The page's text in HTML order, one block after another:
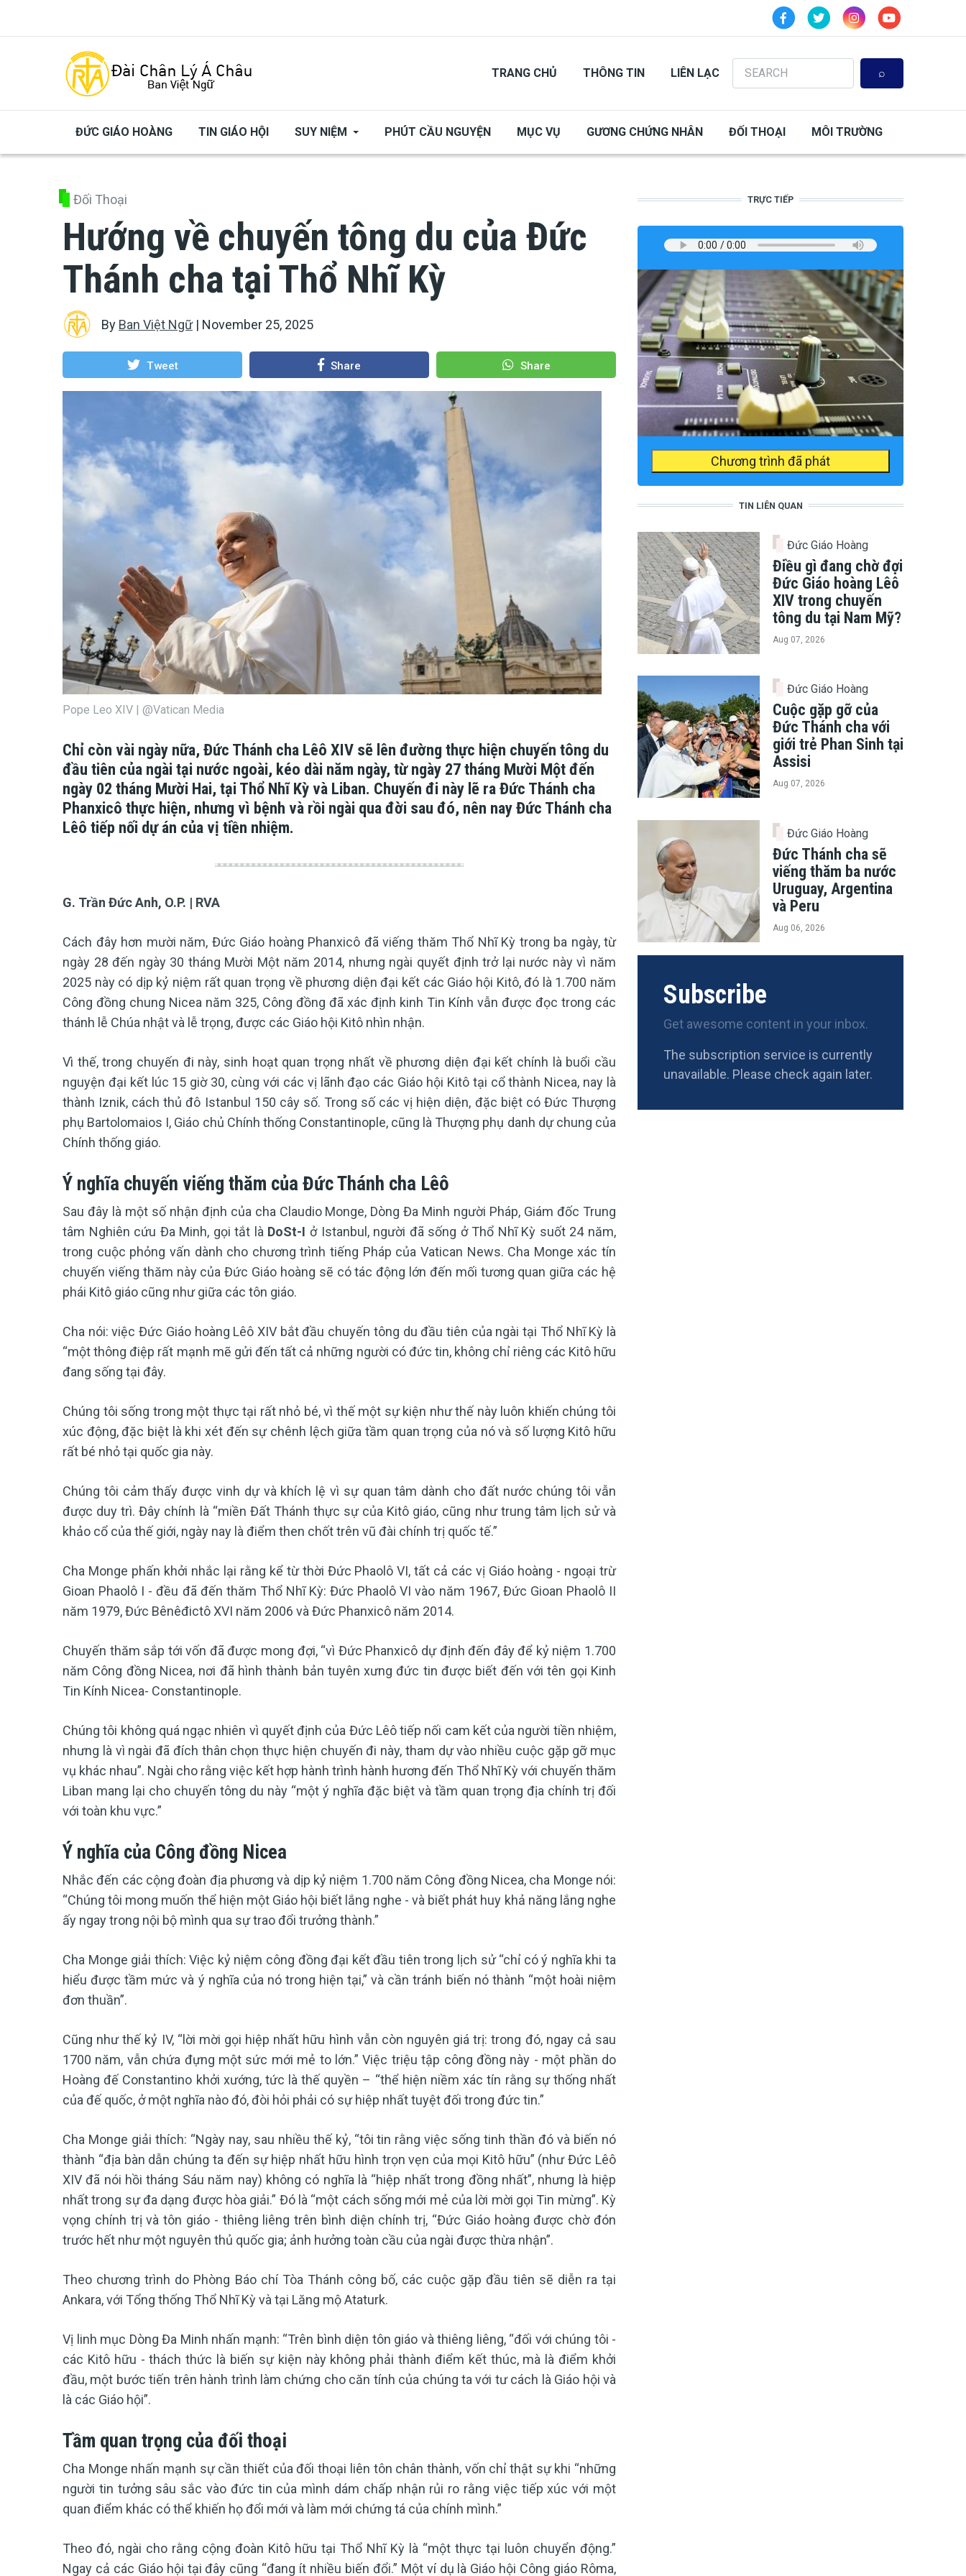
TRANG CHỦ THÔNG TIN LIÊN LẠC
Search
ĐỨC GIÁO HOÀNG TIN GIÁO HỘI SUY NIỆM PHÚT CẦU NGUYỆN MỤC VỤ GƯƠNG CHỨNG NHÂN ĐỐI THOẠI MÔI TRƯỜNG
Đối Thoại
Hướng về chuyến tông du của Đức
Thánh cha tại Thổ Nhĩ Kỳ
By Ban Việt Ngữ| November 25, 2025
Tweet Share Share
Pope Leo XIV | @Vatican Media
Chỉ còn vài ngày nữa, Đức Thánh cha Lêô XIV sẽ lên đường thực hiện chuyến tông du
đầu tiên của ngài tại nước ngoài, kéo dài năm ngày, từ ngày 27 tháng Mười Một đến
ngày 02 tháng Mười Hai, tại Thổ Nhĩ Kỳ và Liban. Chuyến đi này lẽ ra Đức Thánh cha
Phanxicô thực hiện, nhưng vì bệnh và rồi ngài qua đời sau đó, nên nay Đức Thánh cha
Lêô tiếp nối dự án của vị tiền nhiệm.
G. Trần Đức Anh, O.P. | RVA
Cách đây hơn mười năm, Đức Giáo hoàng Phanxicô đã viếng thăm Thổ Nhĩ Kỳ trong ba ngày, từ
ngày 28 đến ngày 30 tháng Mười Một năm 2014, nhưng ngài quyết định trở lại nước này vì năm
2025 này có dịp kỷ niệm rất quan trọng về phương diện đại kết các Giáo hội Kitô, đó là 1.700 năm
Công đồng chung Nicea năm 325, Công đồng đã xác định kinh Tin Kính vẫn được đọc trong các
thánh lễ Chúa nhật và lễ trọng, được các Giáo hội Kitô nhìn nhận.
Vì thế, trong chuyến đi này, sinh hoạt quan trọng nhất về phương diện đại kết chính là buổi cầu
nguyện đại kết lúc 15 giờ 30, cùng với các vị lãnh đạo các Giáo hội Kitô tại cổ thành Nicea, nay là
thành Iznik, cách thủ đô Istanbul 150 cây số. Trong số các vị hiện diện, đặc biệt có Đức Thượng
phụ Bartolomaios I, Giáo chủ Chính thống Constantinople, cũng là Thượng phụ danh dự chung của
Chính thống giáo.
Ý nghĩa chuyến viếng thăm của Đức Thánh cha Lêô
Sau đây là một số nhận định của cha Claudio Monge, Dòng Đa Minh người Pháp, Giám đốc Trung
tâm Nghiên cứu Đa Minh, gọi tắt là DoSt-I ở Istanbul, người đã sống ở Thổ Nhĩ Kỳ suốt 24 năm,
trong cuộc phỏng vấn dành cho chương trình tiếng Pháp của Vatican News. Cha Monge xác tín
chuyến viếng thăm này của Đức Giáo hoàng sẽ có tác động lớn đến mối tương quan giữa các hệ
phái Kitô giáo cũng như giữa các tôn giáo.
Cha nói: việc Đức Giáo hoàng Lêô XIV bắt đầu chuyến tông du đầu tiên của ngài tại Thổ Nhĩ Kỳ là
“một thông điệp rất mạnh mẽ gửi đến tất cả những người có đức tin, không chỉ riêng các Kitô hữu
đang sống tại đây.
Chúng tôi sống trong một thực tại rất nhỏ bé, vì thế một sự kiện như thế này luôn khiến chúng tôi
xúc động, đặc biệt là khi xét đến sự chênh lệch giữa tầm quan trọng của nó và số lượng Kitô hữu
rất bé nhỏ tại quốc gia này.
Chúng tôi cảm thấy được vinh dự và khích lệ vì sự quan tâm dành cho đất nước chúng tôi vẫn
được duy trì. Đây chính là “miền Đất Thánh thực sự của Kitô giáo, cũng như trung tâm lịch sử và
khảo cổ của thế giới, ngày nay là điểm then chốt trên vũ đài chính trị quốc tế.”
Cha Monge phấn khởi nhắc lại rằng kể từ thời Đức Phaolô VI, tất cả các vị Giáo hoàng - ngoại trừ
Gioan Phaolô I - đều đã đến thăm Thổ Nhĩ Kỳ: Đức Phaolô VI vào năm 1967, Đức Gioan Phaolô II
năm 1979, Đức Bênêđictô XVI năm 2006 và Đức Phanxicô năm 2014.
Chuyến thăm sắp tới vốn đã được mong đợi, “vì Đức Phanxicô dự định đến đây để kỷ niệm 1.700
năm Công đồng Nicea, nơi đã hình thành bản tuyên xưng đức tin được biết đến với tên gọi Kinh
Tin Kính Nicea- Constantinople.
Chúng tôi không quá ngạc nhiên vì quyết định của Đức Lêô tiếp nối cam kết của người tiền nhiệm,
nhưng là vì ngài đã đích thân chọn thực hiện chuyến đi này, tham dự vào nhiều cuộc gặp gỡ mục
vụ khác nhau”. Ngài cho rằng việc kết hợp hành trình hành hương đến Thổ Nhĩ Kỳ với chuyến thăm
Liban mang lại cho chuyến tông du này “một ý nghĩa đặc biệt và tầm quan trọng địa chính trị đối
với toàn khu vực.”
Ý nghĩa của Công đồng Nicea
Nhắc đến các cộng đoàn địa phương và dịp kỷ niệm 1.700 năm Công đồng Nicea, cha Monge nói:
“Chúng tôi mong muốn thể hiện một Giáo hội biết lắng nghe - và biết phát huy khả năng lắng nghe
ấy ngay trong nội bộ mình qua sự trao đổi trưởng thành.”
Cha Monge giải thích: Việc kỷ niệm công đồng đại kết đầu tiên trong lịch sử “chỉ có ý nghĩa khi ta
hiểu được tầm mức và ý nghĩa của nó trong hiện tại,” và cần tránh biến nó thành “một hoài niệm
đơn thuần”.
Cũng như thế kỷ IV, “lời mời gọi hiệp nhất hữu hình vẫn còn nguyên giá trị: trong đó, ngay cả sau
1700 năm, vẫn chứa đựng một sức mới mẻ to lớn.” Việc triệu tập công đồng này - một phần do
Hoàng đế Constantino khởi xướng, tức là thế quyền – “thể hiện niềm xác tín rằng sự thống nhất
của đế quốc, ở một nghĩa nào đó, đòi hỏi phải có sự hiệp nhất tuyệt đối trong đức tin.”
Cha Monge giải thích: “Ngày nay, sau nhiều thế kỷ, “tôi tin rằng việc sống tinh thần đó và biến nó
thành “địa bàn dẫn chúng ta đến sự hiệp nhất hữu hình trọn vẹn của mọi Kitô hữu” (như Đức Lêô
XIV đã nói hồi tháng Sáu năm nay) không có nghĩa là “hiệp nhất trong đồng nhất”, nhưng là hiệp
nhất trong sự đa dạng được hòa giải.” Đó là “một cách sống mới mẻ của lời mời gọi Tin mừng”. Kỳ
vọng chính trị và tôn giáo - thiêng liêng trên bình diện chính trị, “Đức Giáo hoàng được chờ đón
trước hết như một nguyên thủ quốc gia; ảnh hưởng toàn cầu của ngài được thừa nhận”.
Theo chương trình do Phòng Báo chí Tòa Thánh công bố, các cuộc gặp đầu tiên sẽ diễn ra tại
Ankara, với Tổng thống Thổ Nhĩ Kỳ và tại Lăng mộ Ataturk.
Vị linh mục Dòng Đa Minh nhấn mạnh: “Trên bình diện tôn giáo và thiêng liêng, “đối với chúng tôi -
các Kitô hữu - thách thức là biến sự kiện này không phải thành điểm kết thúc, mà là điểm khởi
đầu, một bước tiến trên hành trình làm chứng cho căn tính của chúng ta với tư cách là Giáo hội và
là các Giáo hội”.
Tầm quan trọng của đối thoại
Cha Monge nhấn mạnh sự cần thiết của đối thoại liên tôn chân thành, vốn chỉ thật sự khi “những
người tin tưởng sâu sắc vào đức tin của mình dám chấp nhận rủi ro rằng việc tiếp xúc với một
quan điểm khác có thể khiến họ đổi mới và làm mới chứng tá của chính mình.”
Theo đó, ngài cho rằng cộng đoàn Kitô hữu tại Thổ Nhĩ Kỳ là “một thực tại luôn chuyển động.”
Ngay cả các Giáo hội tại đây cũng “đang ít nhiều biến đổi.” Một ví dụ là Giáo hội Công giáo Rôma,
TRỰC TIẾP
Chương trình đã phát
TIN LIÊN QUAN
Đức Giáo Hoàng
Điều gì đang chờ đợi
Đức Giáo hoàng Lêô
XIV trong chuyến
tông du tại Nam Mỹ?
Aug 07, 2026
Đức Giáo Hoàng
Cuộc gặp gỡ của
Đức Thánh cha với
giới trẻ Phan Sinh tại
Assisi
Aug 07, 2026
Đức Giáo Hoàng
Đức Thánh cha sẽ
viếng thăm ba nước
Uruguay, Argentina
và Peru
Aug 06, 2026
Subscribe
Get awesome content in your inbox.
The subscription service is currently
unavailable. Please check again later.